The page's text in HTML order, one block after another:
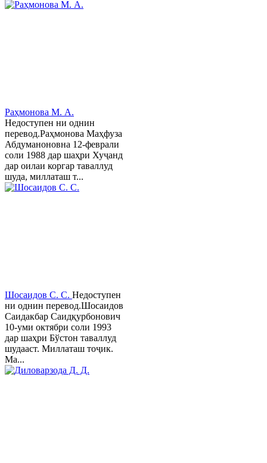
Раҳмонова М. А.
Недоступен ни однин
перевод.Раҳмонова Маҳфуза
Абдуманоновна 12-феврали
соли 1988 дар шаҳри Хуҷанд
дар оилаи коргар таваллуд
шуда, миллаташ т...
Шосаидов С. С. Недоступен
ни однин перевод.Шосаидов
Саидакбар Саидқурбонович
10-уми октябри соли 1993
дар шаҳри Бўстон таваллуд
шудааст. Миллаташ тоҷик.
Ма...